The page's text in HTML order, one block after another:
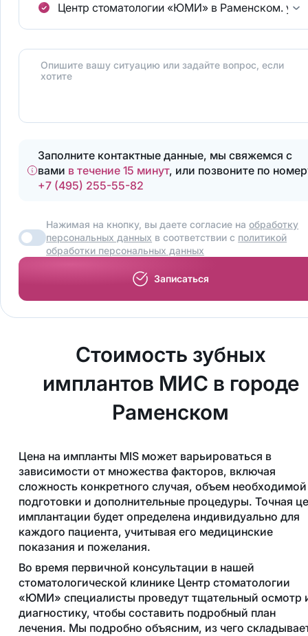
Центр стоматологии «ЮМИ» в Раменском. ул.
Опишите вашу ситуацию или задайте вопрос, если
хотите
Заполните контактные данные, мы свяжемся с
вами в течение 15 минут, или позвоните по
+7 (495) 255-55-82
Нажимая на кнопку, вы даете согласие наобработку
персональных данных в соответствии с политикой
обработки персональных данных
Записаться
Стоимость зубных
имплантов МИС в городе
Раменском
Цена на импланты MIS может варьироваться в
зависимости от множества факторов, включая
сложность конкретного случая, объем необходимой
подготовки и дополнительные процедуры. Точная
имплантации будет определена индивидуально для
каждого пациента, учитывая его медицинские
показания и пожелания.
Во время первичной консультации в нашей
стоматологической клинике Центр стоматологии
«ЮМИ» специалисты проведут тщательный осмотр
диагностику, чтобы составить подробный план
лечения. Мы подробно объясним, из чего